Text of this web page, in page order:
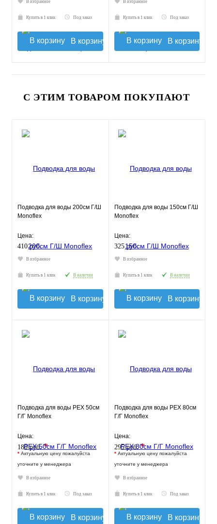
В избранное
Купить в 1 клик Под заказ
В корзину
В избранное
Купить в 1 клик Под заказ
В корзину
С ЭТИМ ТОВАРОМ ПОКУПАЮТ
Подводка для воды 200см Г/Ш
Monoflex
Цена:
410 руб.
В избранное
Купить в 1 клик В наличии
В корзину
Подводка для воды 150см Г/Ш
Monoflex
Цена:
325 руб.
В избранное
Купить в 1 клик В наличии
В корзину
Подводка для воды РЕХ 50см
Г/Г Monoflex
Цена:
180 руб.*
* Актуальную цену пожалуйста
уточните у менеджера
В избранное
Купить в 1 клик Под заказ
В корзину
Подводка для воды РЕХ 80см
Г/Г Monoflex
Цена:
295 руб.*
* Актуальную цену пожалуйста
уточните у менеджера
В избранное
Купить в 1 клик Под заказ
В корзину